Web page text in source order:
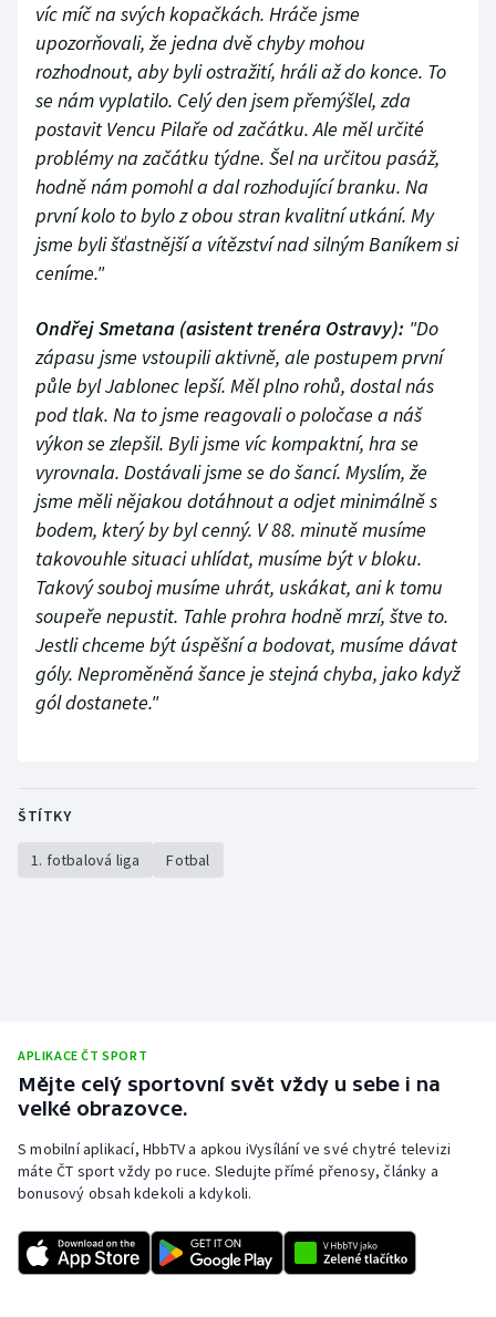
víc míč na svých kopačkách. Hráče jsme
upozorňovali, že jedna dvě chyby mohou
rozhodnout, aby byli ostražití, hráli až do konce. To
se nám vyplatilo. Celý den jsem přemýšlel, zda
postavit Vencu Pilaře od začátku. Ale měl určité
problémy na začátku týdne. Šel na určitou pasáž,
hodně nám pomohl a dal rozhodující branku. Na
první kolo to bylo z obou stran kvalitní utkání. My
jsme byli šťastnější a vítězství nad silným Baníkem si
ceníme."
Ondřej Smetana (asistent trenéra Ostravy): "Do
zápasu jsme vstoupili aktivně, ale postupem první
půle byl Jablonec lepší. Měl plno rohů, dostal nás
pod tlak. Na to jsme reagovali o poločase a náš
výkon se zlepšil. Byli jsme víc kompaktní, hra se
vyrovnala. Dostávali jsme se do šancí. Myslím, že
jsme měli nějakou dotáhnout a odjet minimálně s
bodem, který by byl cenný. V 88. minutě musíme
takovouhle situaci uhlídat, musíme být v bloku.
Takový souboj musíme uhrát, uskákat, ani k tomu
soupeře nepustit. Tahle prohra hodně mrzí, štve to.
Jestli chceme být úspěšní a bodovat, musíme dávat
góly. Neproměněná šance je stejná chyba, jako když
gól dostanete."
ŠTÍTKY
1. fotbalová liga Fotbal
APLIKACE ČT SPORT
Mějte celý sportovní svět vždy u sebe i na
velké obrazovce.
S mobilní aplikací, HbbTV a apkou iVysílání ve své chytré televizi
máte ČT sport vždy po ruce. Sledujte přímé přenosy, články a
bonusový obsah kdekoli a kdykoli.